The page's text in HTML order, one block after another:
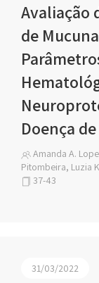
Avaliação
de
Doença
Amanda A.
Pitombeira, Luzia
37-43
31/03/2022